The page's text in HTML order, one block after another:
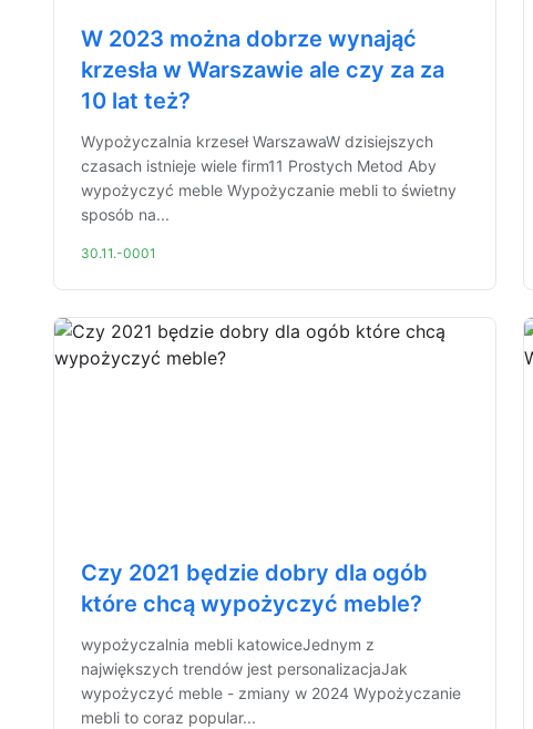
W 2023 można dobrze wynająć
krzesła w Warszawie ale czy za za
10 lat też?
Wypożyczalnia krzeseł WarszawaW dzisiejszych
czasach istnieje wiele firm11 Prostych Metod Aby
wypożyczyć meble Wypożyczanie mebli to świetny
sposób na...
30.11.-0001
Czy 2021 będzie dobry dla ogób
które chcą wypożyczyć meble?
wypożyczalnia mebli katowiceJednym z
największych trendów jest personalizacjaJak
wypożyczyć meble - zmiany w 2024 Wypożyczanie
mebli to coraz popular...